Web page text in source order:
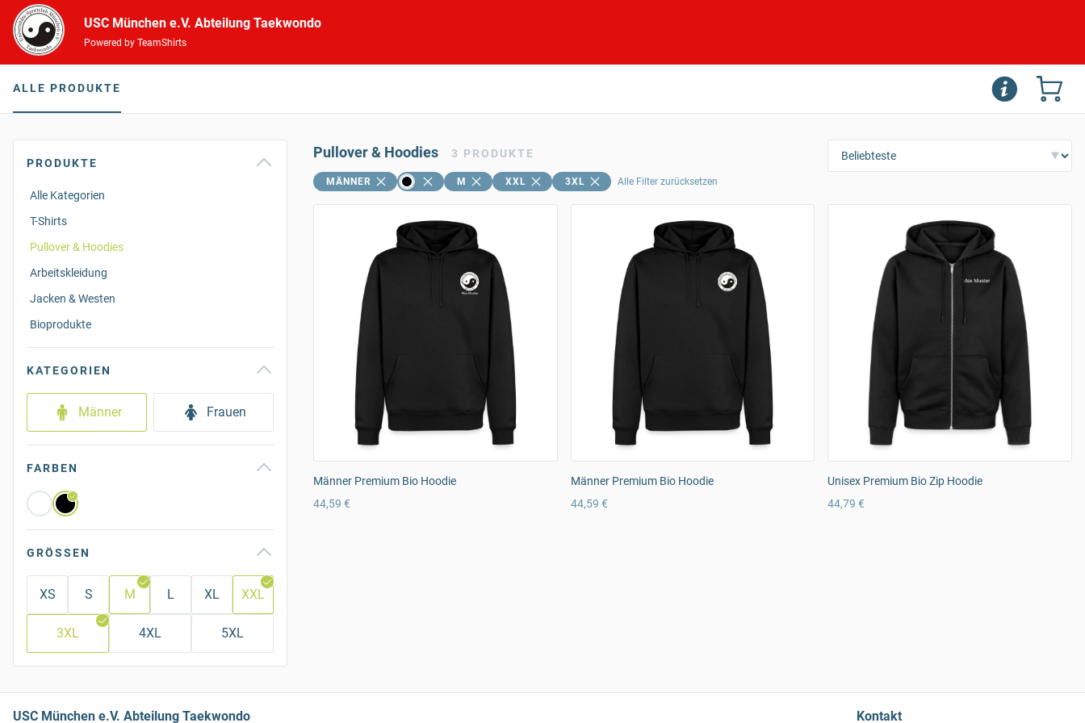
USC München e.V. Abteilung Taekwondo
Powered by TeamShirts
ALLE PRODUKTE
PRODUKTE
Alle Kategorien
T-Shirts
Pullover & Hoodies
Arbeitskleidung
Jacken & Westen
Bioprodukte
KATEGORIEN
Männer Frauen
FARBEN
GRÖSSEN
XS S M L XL XXL
3XL 4XL 5XL
Pullover & Hoodies 3 PRODUKTE
MÄNNER M XXL 3XL Alle Filter zurücksetzen
Männer Premium Bio Hoodie
44,59 €
Männer Premium Bio Hoodie
44,59 €
Unisex Premium Bio Zip Hoodie
44,79 €
USC München e.V. Abteilung Taekwondo Kontakt